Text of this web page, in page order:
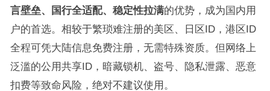
言壁垒、国行全适配、稳定性拉满的优势，成为国内用
户的首选。相较于繁琐难注册的美区、日区ID，港区ID
全程可凭大陆信息免费注册，无需特殊资质。但网络上
泛滥的公用共享ID，暗藏锁机、盗号、隐私泄露、恶意
扣费等致命风险，绝对不建议使用。